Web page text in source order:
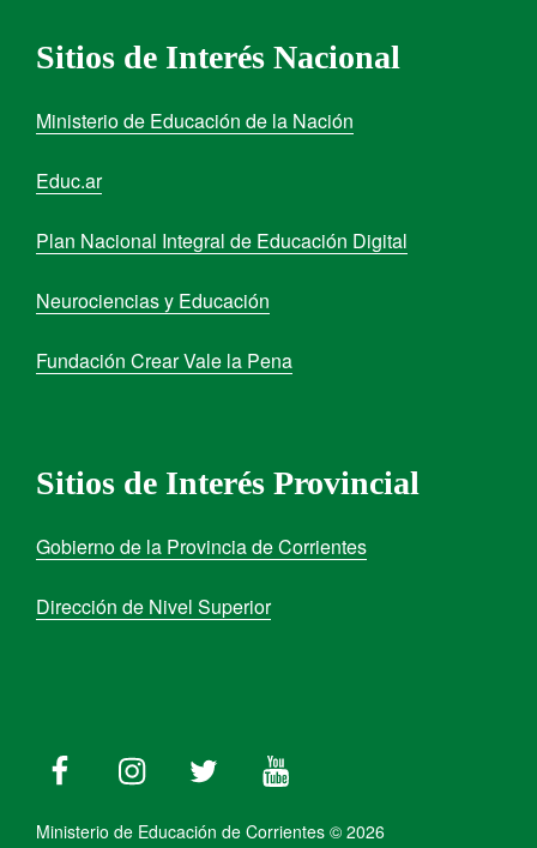
Sitios de Interés Nacional
Ministerio de Educación de la Nación
Educ.ar
Plan Nacional Integral de Educación Digital
Neurociencias y Educación
Fundación Crear Vale la Pena
Sitios de Interés Provincial
Gobierno de la Provincia de Corrientes
Dirección de Nivel Superior
Ministerio de Educación de Corrientes © 2026